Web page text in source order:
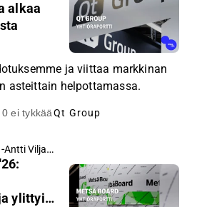
alkaa
ja viittaa markkinan
asteittain helpottamassa.
0ei tykkää Qt Group
- Antti Viljakainen
ylittyi